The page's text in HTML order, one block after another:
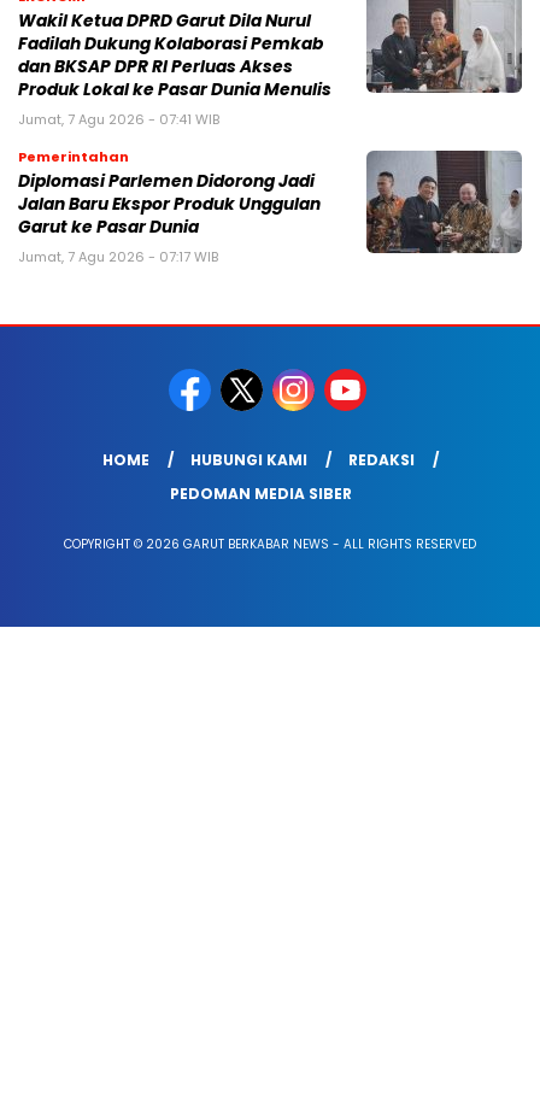
Wakil Ketua DPRD Garut Dila Nurul
Fadilah Dukung Kolaborasi Pemkab
dan BKSAP DPR RI Perluas Akses
Produk Lokal ke Pasar Dunia Menulis
Jumat, 7 Agu 2026 - 07:41 WIB
Pemerintahan
Diplomasi Parlemen Didorong Jadi
Jalan Baru Ekspor Produk Unggulan
Garut ke Pasar Dunia
Jumat, 7 Agu 2026 - 07:17 WIB
HOME HUBUNGI KAMI
REDAKSI
PEDOMAN MEDIA SIBER
COPYRIGHT © 2026 GARUT BERKABAR NEWS - ALL RIGHTS RESERVED